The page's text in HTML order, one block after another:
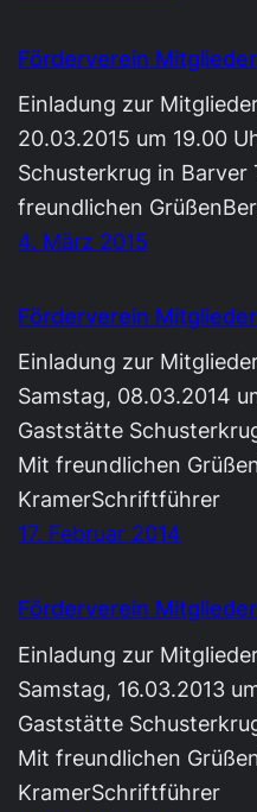
Förderverein
Einladung zur
20.03.2015 um 19.00
Schusterkrug in Barver
freundlichen
4. März 2015
Förderverein
Einladung zur
Samstag, 08.03.2014
Gaststätte
Mit freundlichen
KramerSchriftführer
17. Februar 2014
Förderverein
Einladung zur
Samstag, 16.03.2013
Gaststätte
Mit freundlichen
KramerSchriftführer